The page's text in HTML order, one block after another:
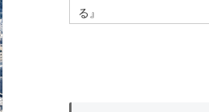
る』